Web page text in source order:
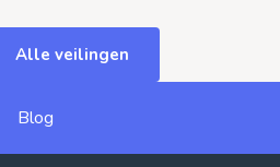
Alle veilingen
Blog